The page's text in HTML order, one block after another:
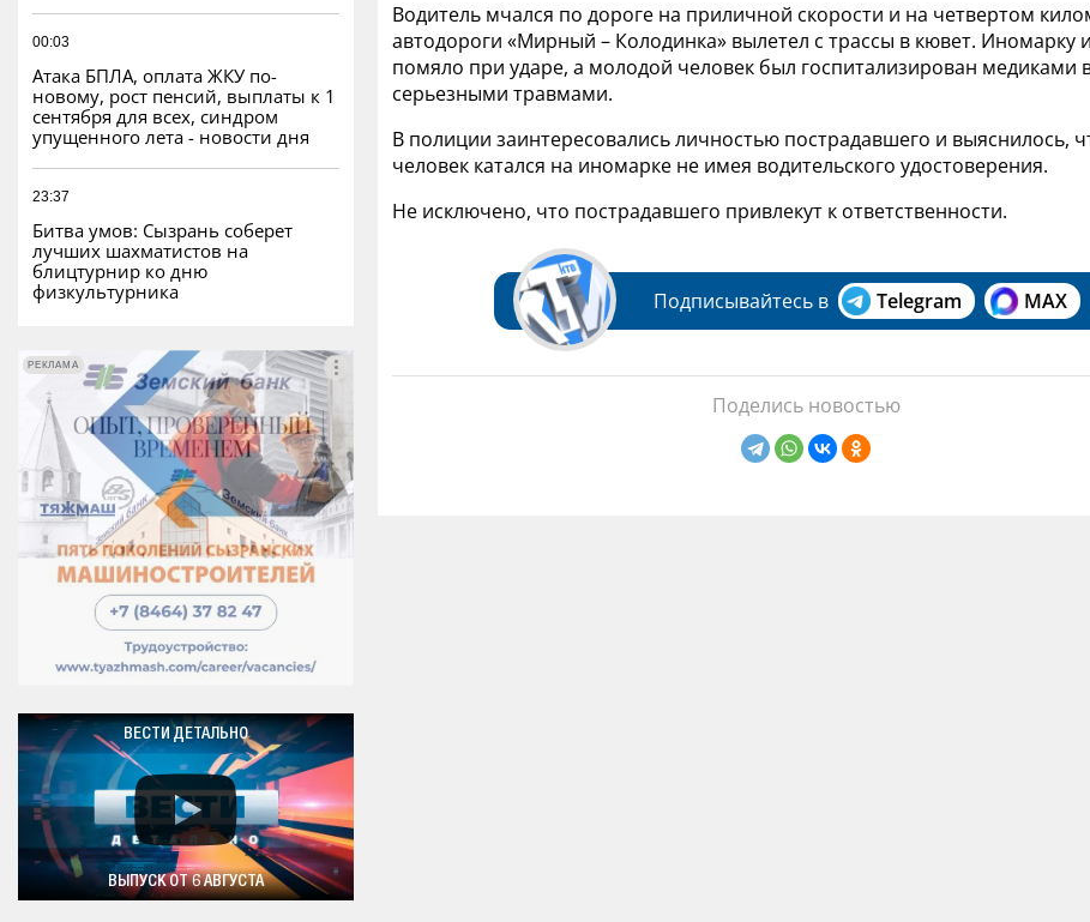
00:03
Атака БПЛА, оплата ЖКУ по-
новому, рост пенсий, выплаты к 1
сентября для всех, синдром
упущенного лета - новости дня
23:37
Битва умов: Сызрань соберет
лучших шахматистов на
блицтурнир ко дню
физкультурника
РЕКЛАМА
РЕКЛАМА
ВЕСТИ ДЕТАЛЬНО
ВЫПУСК ОТ 6 АВГУСТА
Водитель мчался по дороге на приличной скорости и на четвертом
автодороги «Мирный – Колодинка» вылетел с трассы в кювет. Иномарку
помяло при ударе, а молодой человек был госпитализирован медиками
серьезными травмами.
В полиции заинтересовались личностью пострадавшего и выяснилось,
человек катался на иномарке не имея водительского удостоверения.
Не исключено, что пострадавшего привлекут к ответственности.
Подписывайтесь в Telegram MAX
Поделись новостью